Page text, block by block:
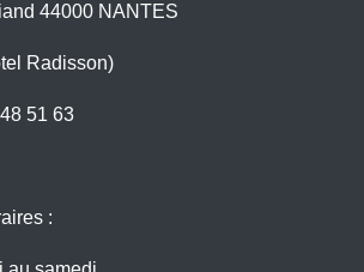
44000 NANTES
Radisson)
51 63
: